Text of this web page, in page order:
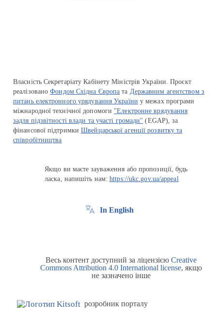
Власність Секретаріату Кабінету Міністрів України. Проєкт
реалізованоФондом Східна Європа та Державним агентством з
питань електронного урядування України у межах програми
міжнародної технічної допомоги "Електронне врядування
задля підзвітності влади та участі громади" (EGAP), за
фінансової підтримкиШвейцарської агенції розвитку та
співробітництва
Якщо ви маєте зауваження або пропозиції, будь
ласка, напишіть нам:https://ukc.gov.ua/appeal
In English
Весь контент доступний за ліцензією Creative
Commons Attribution 4.0 International license, якщо
не зазначено інше
розробник порталу